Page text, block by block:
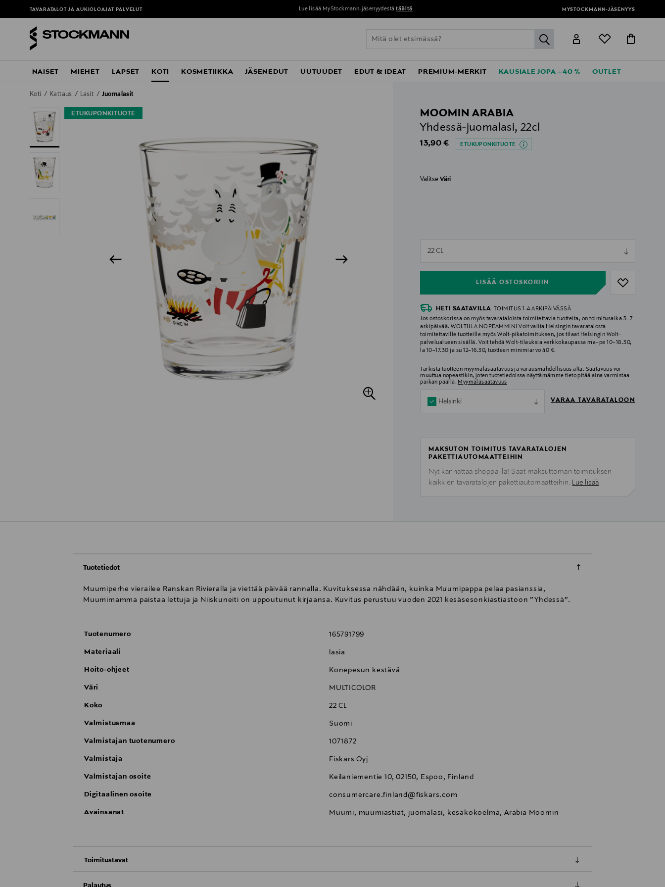
TAVARATALOT JA AUKIOLOAJAT PALVELUT Lue lisää MyStockmann-jäsenyydestä täältä MYSTOCKMANN-JÄSENYYS
label.header.go
NAISET MIEHET LAPSET KOTI KOSMETIIKKA JÄSENEDUT UUTUUDET EDUT & IDEAT PREMIUM-MERKIT KAUSIALE JOPA –40 % OUTLET
Koti Kattaus Lasit Juomalasit
ETUKUPONKITUOTE
MOOMIN ARABIA
Yhdessä-juomalasi, 22cl
Original Price
13,90 € ETUKUPONKITUOTE
ValitseVäri
22 CL
LISÄÄ OSTOSKORIIN
null
HETI SAATAVILLA
TOIMITUS 1-4 ARKIPÄIVÄSSÄ
Jos ostoskorissa on myös tavarataloista toimitettavia tuotteita, on toimitusaika 3–7
arkipäivää. WOLTILLA NOPEAMMIN! Voit valita Helsingin tavaratalosta
toimitettaville tuotteille myös Wolt-pikatoimituksen, jos tilaat Helsingin Wolt-
palvelualueen sisällä. Voit tehdä Wolt-tilauksia verkkokaupassa ma–pe 10–18.30,
la 10–17.30 ja su 12–16.30, tuotteen minimiarvo 40 €.
Tarkista tuotteen myymäläsaatavuus ja varausmahdollisuus alta. Saatavuus voi
muuttua nopeastikin, joten tuotetiedoissa näyttämämme tieto pitää aina varmistaa
paikan päällä. Myymäläsaatavuus
Helsinki VARAA TAVARATALOON
MAKSUTON TOIMITUS TAVARATALOJEN
PAKETTIAUTOMAATTEIHIN
Nyt kannattaa shoppailla! Saat maksuttoman toimituksen
kaikkien tavaratalojen pakettiautomaatteihin. Lue lisää
Tuotetiedot
Muumiperhe vierailee Ranskan Rivieralla ja viettää päivää rannalla. Kuvituksessa nähdään, kuinka Muumipappa pelaa pasianssia,
Muumimamma paistaa lettuja ja Niiskuneiti on uppoutunut kirjaansa. Kuvitus perustuu vuoden 2021 kesäsesonkiastiastoon ”Yhdessä”.
Tuotenumero 165791799
Materiaali lasia
Hoito-ohjeet Konepesun kestävä
Väri MULTICOLOR
Koko 22 CL
Valmistusmaa Suomi
Valmistajan tuotenumero 1071872
Valmistaja Fiskars Oyj
Valmistajan osoite Keilaniementie 10, 02150, Espoo, Finland
Digitaalinen osoite consumercare.finland@fiskars.com
Avainsanat Muumi, muumiastiat, juomalasi, kesäkokoelma, Arabia Moomin
Toimitustavat